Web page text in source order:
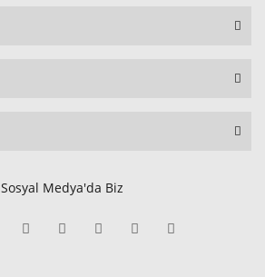
Sosyal Medya'da Biz